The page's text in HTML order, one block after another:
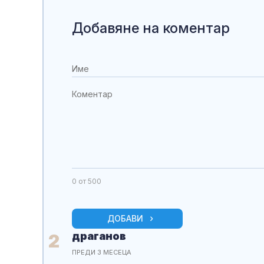
Добавяне на коментар
0 от 500
ДОБАВИ
2 драганов
ПРЕДИ 3 МЕСЕЦА